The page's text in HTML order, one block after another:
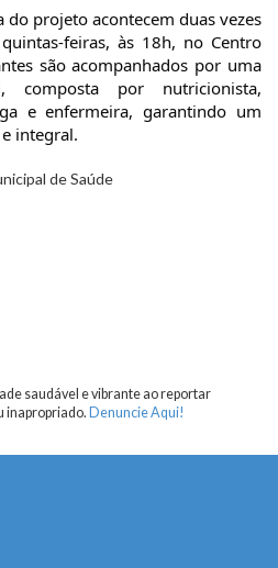
do projeto acontecem duas vezes
feiras, às 18h, no Centro
são acompanhados por uma
composta por nutricionista,
e enfermeira, garantindo um
integral.
de Saúde
saudável e vibrante ao reportar
inapropriado. Denuncie Aqui!